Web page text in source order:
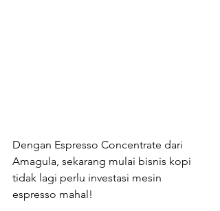
Dengan Espresso Concentrate dari
Amagula, sekarang mulai bisnis kopi
tidak lagi perlu investasi mesin
espresso mahal!